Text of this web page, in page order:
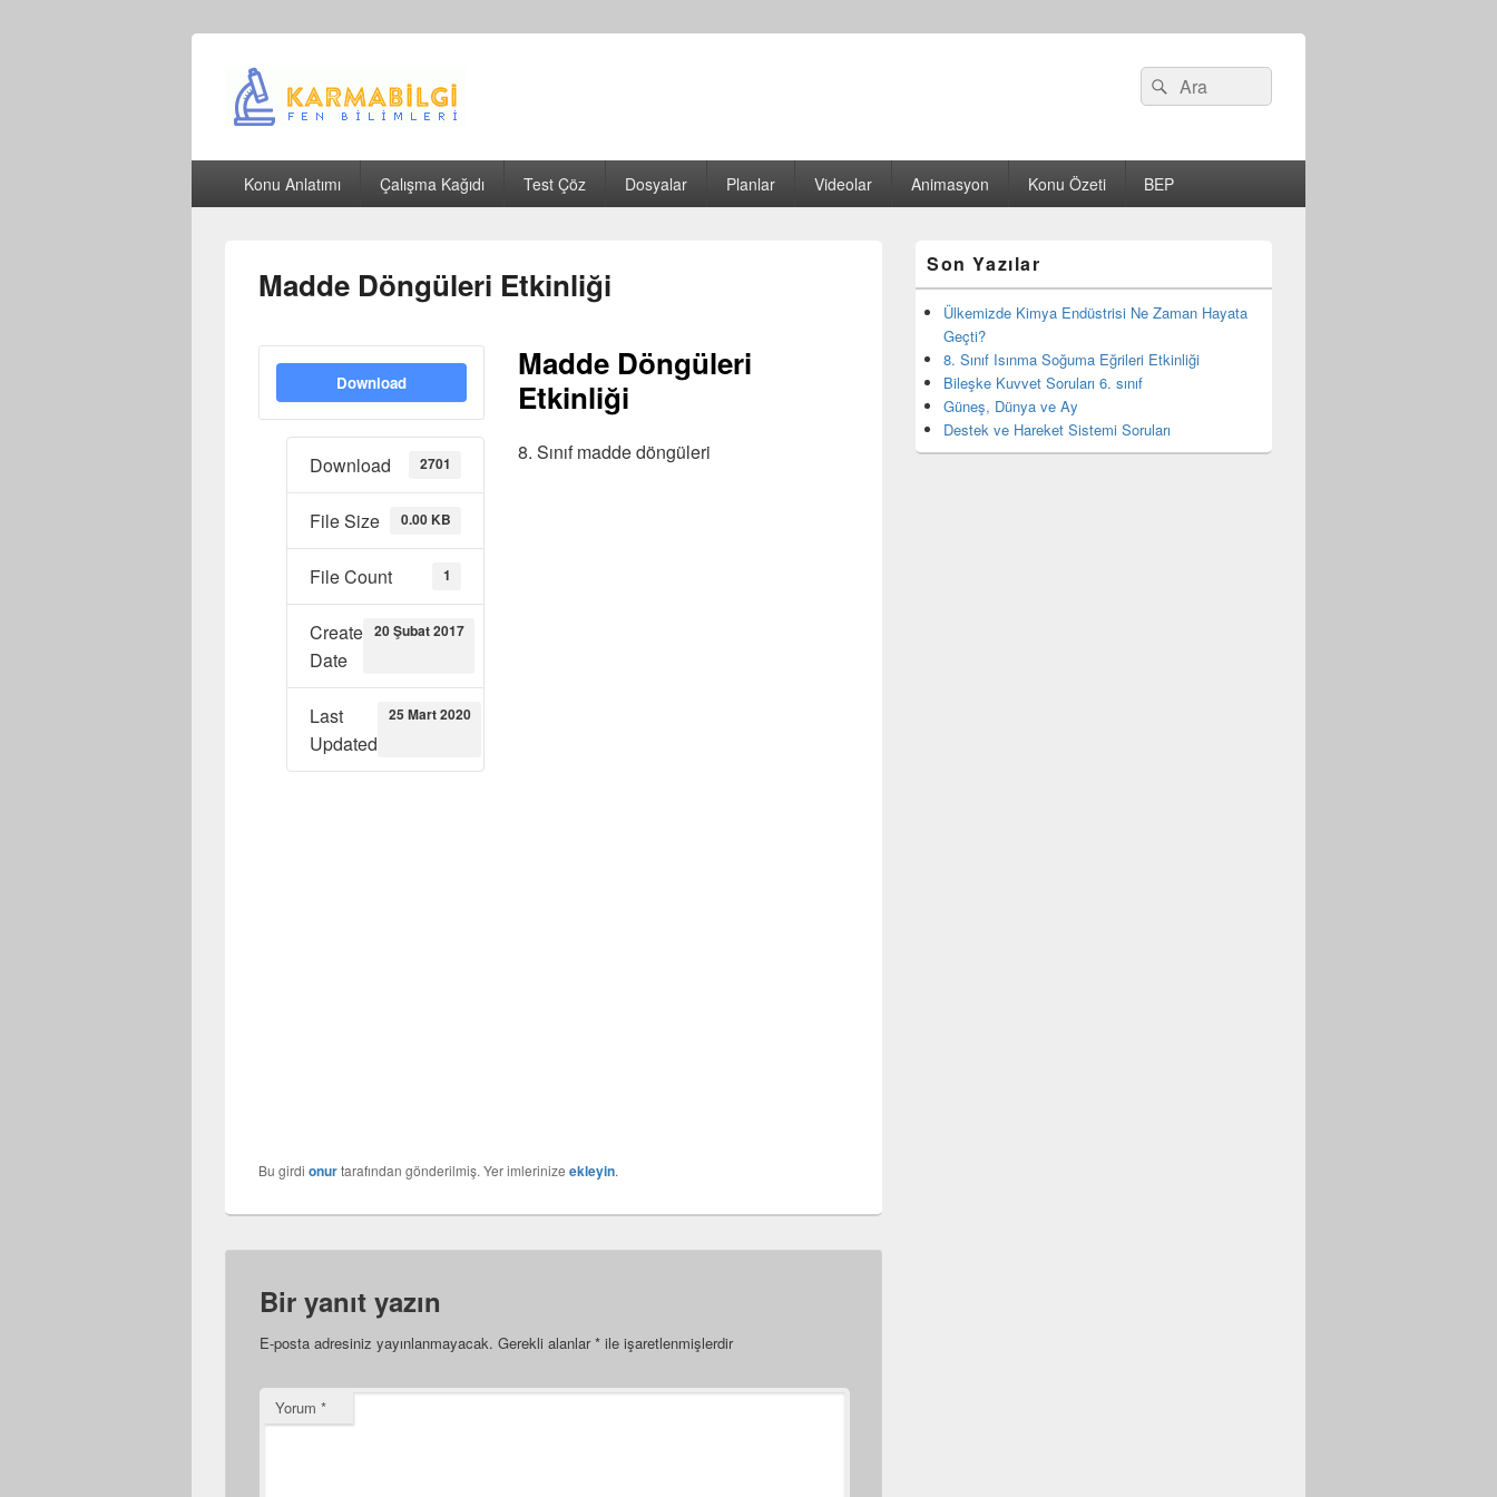
Search
for:
Ara
Konu Anlatımı Çalışma Kağıdı Test Çöz Dosyalar Planlar Videolar Animasyon Konu Özeti BEP
Madde Döngüleri Etkinliği
Download
Download 2701
File Size 0.00 KB
File Count 1
Create
Date
20 Şubat 2017
Last
Updated
25 Mart 2020
Madde Döngüleri
Etkinliği
8. Sınıf madde döngüleri
Bu girdi onurtarafından gönderilmiş. Yer imlerinize ekleyin.
Bir yanıt yazın
E-posta adresiniz yayınlanmayacak. Gerekli alanlar* ile işaretlenmişlerdir
Yorum *
yan
bar
eklenti
bölgesi
Son Yazılar
Ülkemizde Kimya Endüstrisi Ne Zaman Hayata
Geçti?
8. Sınıf Isınma Soğuma Eğrileri Etkinliği
Bileşke Kuvvet Soruları 6. sınıf
Güneş, Dünya ve Ay
Destek ve Hareket Sistemi Soruları